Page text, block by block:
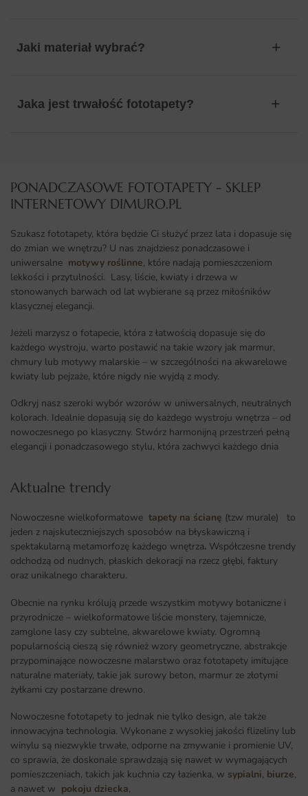
Jaki materiał wybrać?
Jaka jest trwałość fototapety?
PONADCZASOWE FOTOTAPETY - SKLEP
INTERNETOWY DIMURO.PL​
Szukasz fototapety, która będzie Ci służyć przez lata i dopasuje się
do zmian we wnętrzu? U nas znajdziesz ponadczasowe i
uniwersalne motywy roślinne, które nadają pomieszczeniom
lekkości i przytulności. Lasy, liście, kwiaty i drzewa w
stonowanych barwach od lat wybierane są przez miłośników
klasycznej elegancji.
Jeżeli marzysz o fotapecie, która z łatwością dopasuje się do
każdego wystroju, warto postawić na takie wzory jak marmur,
chmury lub motywy malarskie – w szczególności na akwarelowe
kwiaty lub pejzaże, które nigdy nie wyjdą z mody.
Odkryj nasz szeroki wybór wzorów w uniwersalnych, neutralnych
kolorach. Idealnie dopasują się do każdego wystroju wnętrza – od
nowoczesnego po klasyczny. Stwórz harmonijną przestrzeń pełną
elegancji i ponadczasowego stylu, która zachwyci każdego dnia
Aktualne trendy​
Nowoczesne wielkoformatowe tapety na ścianę (tzw murale) to
jeden z najskuteczniejszych sposobów na błyskawiczną i
spektakularną metamorfozę każdego wnętrza. Współczesne trendy
odchodzą od nudnych, płaskich dekoracji na rzecz głębi, faktury
oraz unikalnego charakteru.
Obecnie na rynku królują przede wszystkim motywy botaniczne i
przyrodnicze – wielkoformatowe liście monstery, tajemnicze,
zamglone lasy czy subtelne, akwarelowe kwiaty. Ogromną
popularnością cieszą się również wzory geometryczne, abstrakcje
przypominające nowoczesne malarstwo oraz fototapety imitujące
naturalne materiały, takie jak surowy beton, marmur ze złotymi
żyłkami czy postarzane drewno.
Nowoczesne fototapety to jednak nie tylko design, ale także
innowacyjna technologia. Wykonane z wysokiej jakości flizeliny lub
winylu są niezwykle trwałe, odporne na zmywanie i promienie UV,
co sprawia, że doskonale sprawdzają się nawet w wymagających
pomieszczeniach, takich jak kuchnia czy łazienka, w sypialni, biurze,
a nawet w pokoju dziecka,